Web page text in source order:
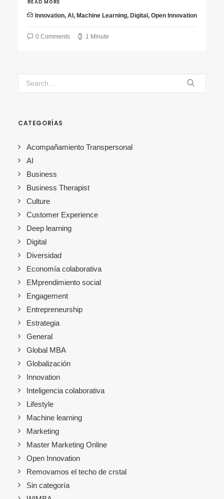
READ MORE
Innovation, AI , Machine Learning, Digital , Open Innovation
0 Comments 1 Minute
CATEGORÍAS
Acompañamiento Transpersonal
AI
Business
Business Therapist
Culture
Customer Experience
Deep learning
Digital
Diversidad
Economía colaborativa
EMprendimiento social
Engagement
Entrepreneurship
Estrategia
General
Global MBA
Globalización
Innovation
Inteligencia colaborativa
Lifestyle
Machine learning
Marketing
Master Marketing Online
Open Innovation
Removamos el techo de crstal
Sin categoría